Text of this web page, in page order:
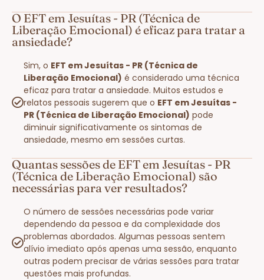
O EFT em Jesuítas - PR (Técnica de
Liberação Emocional) é eficaz para tratar a
ansiedade?
Sim, o EFT em Jesuítas - PR (Técnica de
Liberação Emocional) é considerado uma técnica
eficaz para tratar a ansiedade. Muitos estudos e
relatos pessoais sugerem que o EFT em Jesuítas -
PR (Técnica de Liberação Emocional) pode
diminuir significativamente os sintomas de
ansiedade, mesmo em sessões curtas.
Quantas sessões de EFT em Jesuítas - PR
(Técnica de Liberação Emocional) são
necessárias para ver resultados?
O número de sessões necessárias pode variar
dependendo da pessoa e da complexidade dos
problemas abordados. Algumas pessoas sentem
alívio imediato após apenas uma sessão, enquanto
outras podem precisar de várias sessões para tratar
questões mais profundas.